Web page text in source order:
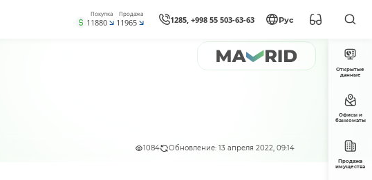
Покупка
11880
Продажа
11965 1285, +998 55 503-63-63 Рус
1084 Обновление: 13 апреля 2022, 09:14
Открытые
данные
Офисы и
банкоматы
Продажа
имущества